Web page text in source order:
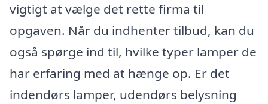
vigtigt at vælge det rette firma til
opgaven. Når du indhenter tilbud, kan du
også spørge ind til, hvilke typer lamper de
har erfaring med at hænge op. Er det
indendørs lamper, udendørs belysning